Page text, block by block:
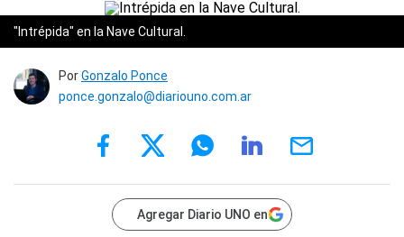
"Intrépida" en la Nave Cultural.
PorGonzalo Ponce
ponce.gonzalo@diariouno.com.ar
Agregar Diario UNO en